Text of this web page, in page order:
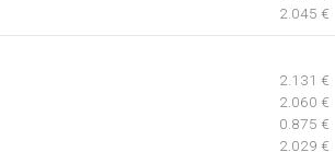
2.045 €
2.131 €
2.060 €
0.875 €
2.029 €